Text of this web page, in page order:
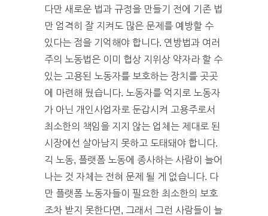
다만 새로운 법과 규정을 만들기 전에 기존 법
만 엄격히 잘 지켜도 많은 문제를 예방할 수
있다는 점을 기억해야 합니다. 연방법과 여러
주의 노동법은 이미 협상 지위상 약자라 할 수
있는 고용된 노동자를 보호하는 장치를 곳곳
에 마련해 뒀습니다. 노동자를 억지로 노동자
가 아닌 개인사업자로 둔갑시켜 고용주로서
최소한의 책임을 지지 않는 업체는 제대로 된
시장에선 살아남지 못하고 도태돼야 합니다.
긱 노동, 플랫폼 노동에 종사하는 사람이 늘어
나는 것 자체는 전혀 문제 될 게 없습니다. 다
만 플랫폼 노동자들이 필요한 최소한의 보호
조차 받지 못한다면, 그래서 그런 사람들이 늘